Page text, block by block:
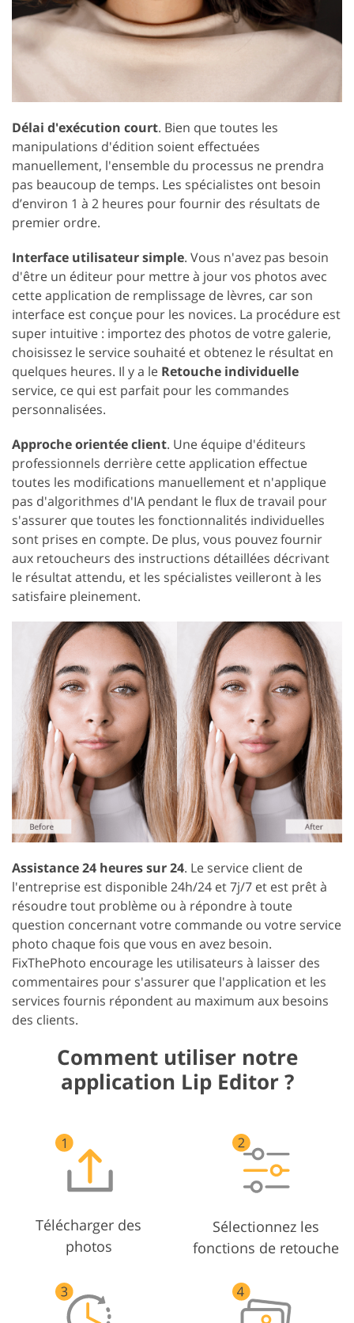
Délai d'exécution court. Bien que toutes les
manipulations d'édition soient effectuées
manuellement, l'ensemble du processus ne prendra
pas beaucoup de temps. Les spécialistes ont besoin
d’environ 1 à 2 heures pour fournir des résultats de
premier ordre.
Interface utilisateur simple. Vous n'avez pas besoin
d'être un éditeur pour mettre à jour vos photos avec
cette application de remplissage de lèvres, car son
interface est conçue pour les novices. La procédure est
super intuitive : importez des photos de votre galerie,
choisissez le service souhaité et obtenez le résultat en
quelques heures. Il y a le Retouche individuelle
service, ce qui est parfait pour les commandes
personnalisées.
Approche orientée client. Une équipe d'éditeurs
professionnels derrière cette application effectue
toutes les modifications manuellement et n'applique
pas d'algorithmes d'IA pendant le flux de travail pour
s'assurer que toutes les fonctionnalités individuelles
sont prises en compte. De plus, vous pouvez fournir
aux retoucheurs des instructions détaillées décrivant
le résultat attendu, et les spécialistes veilleront à les
satisfaire pleinement.
Assistance 24 heures sur 24. Le service client de
l'entreprise est disponible 24h/24 et 7j/7 et est prêt à
résoudre tout problème ou à répondre à toute
question concernant votre commande ou votre service
photo chaque fois que vous en avez besoin.
FixThePhoto encourage les utilisateurs à laisser des
commentaires pour s'assurer que l'application et les
services fournis répondent au maximum aux besoins
des clients.
Comment utiliser notre
application Lip Editor ?
Télécharger des
photos
Sélectionnez les
fonctions de retouche